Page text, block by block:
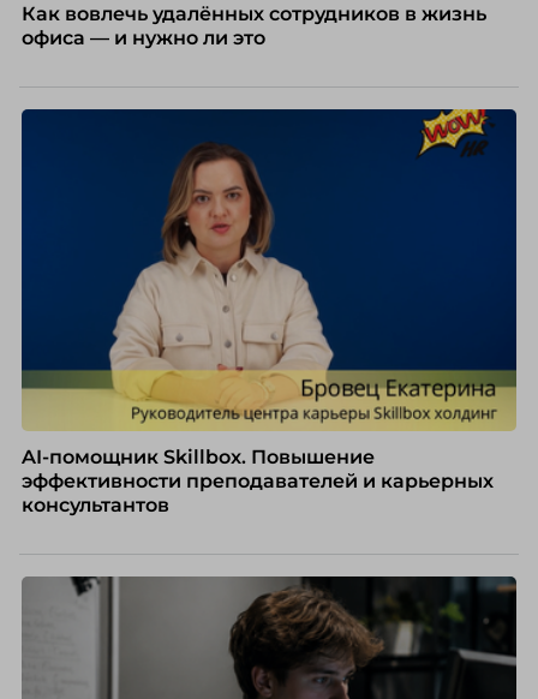
Как вовлечь удалённых сотрудников в жизнь
офиса — и нужно ли это
AI-помощник Skillbox. Повышение
эффективности преподавателей и карьерных
консультантов